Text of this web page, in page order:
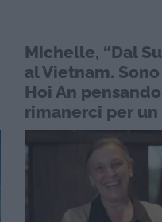
Michelle, “Dal
al Vietnam.
Hoi An
rimanerci per un
vivo da due
occupandomi di
River Retreat, un
che sposa vita
benessere e